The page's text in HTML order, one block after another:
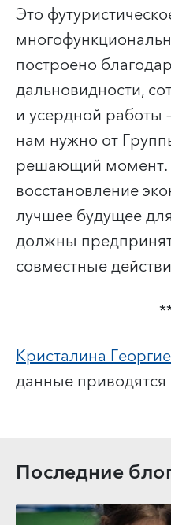
Это
построено
дальновидности,
и усердной работы
нам нужно от
решающий момент.
восстановление
лучшее будущее
должны
совместные
Кристалина
данные
Последние